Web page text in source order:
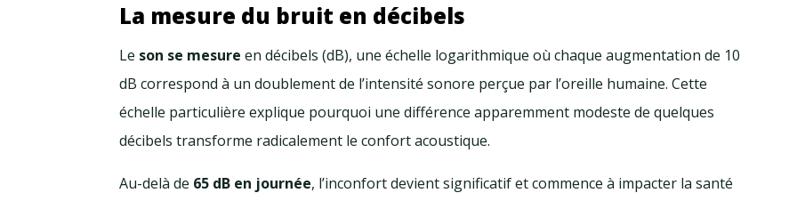
La mesure du bruit en décibels
Le son se mesure en décibels (dB), une échelle logarithmique où chaque augmentation de 10
dB correspond à un doublement de l’intensité sonore perçue par l’oreille humaine. Cette
échelle particulière explique pourquoi une différence apparemment modeste de quelques
décibels transforme radicalement le confort acoustique.
Au-delà de 65 dB en journée, l’inconfort devient significatif et commence à impacter la santé